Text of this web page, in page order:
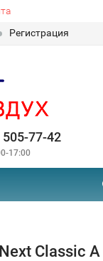
Регистрация
505-77-42
17:00
Classic A